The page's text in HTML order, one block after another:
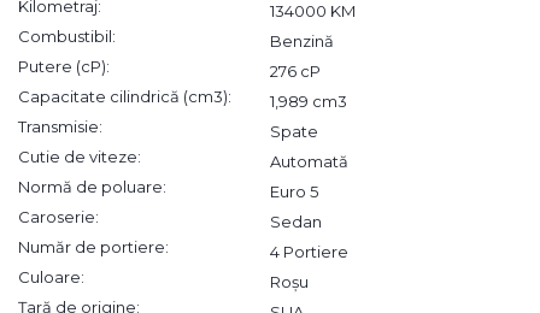
Kilometraj:
134000 KM
Combustibil:
Benzină
Putere (cP):
276 cP
Capacitate cilindrică (cm3):
1,989 cm3
Transmisie:
Spate
Cutie de viteze:
Automată
Normă de poluare:
Euro 5
Caroserie:
Sedan
Număr de portiere:
4 Portiere
Culoare:
Roșu
Țară de origine: